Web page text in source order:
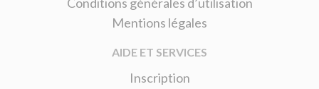
Mentions légales
AIDE ET SERVICES
Inscription